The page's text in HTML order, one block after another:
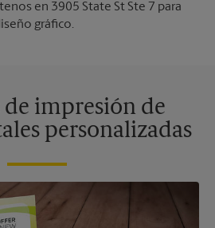
en 3905 State St Ste 7 para
gráfico.
de impresión de
personalizadas